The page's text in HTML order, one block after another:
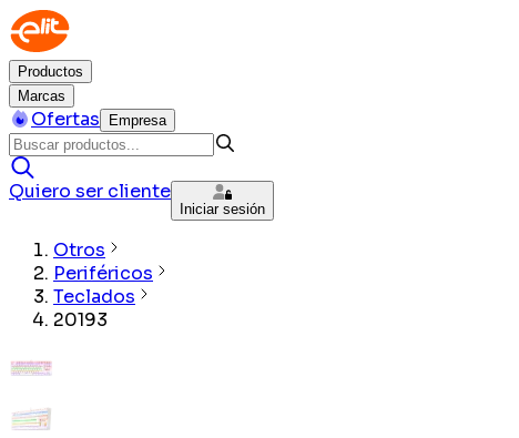
Productos
Marcas
Ofertas Empresa
Quiero ser cliente
Iniciar sesión
Otros
Periféricos
Teclados
20193